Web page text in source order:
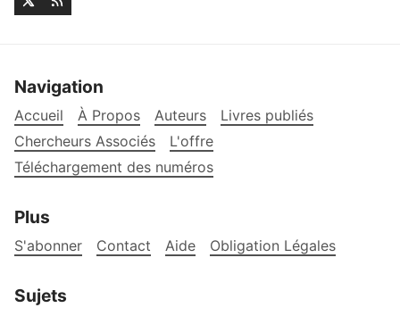
Navigation
Accueil À Propos Auteurs
Livres publiés
Chercheurs Associés
L'offre
Téléchargement des numéros
Plus
S'abonner Contact Aide Obligation Légales
Sujets